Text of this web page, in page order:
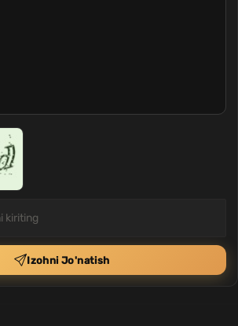
Izohni Jo'natish